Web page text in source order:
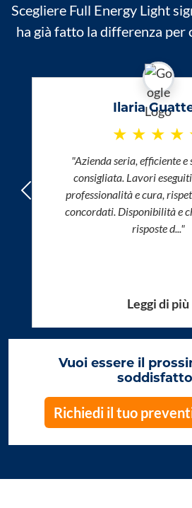
Scegliere Full Energy Light
ha già fatto la differenza per
Ilaria
★ ★ ★ ★
"Azienda seria, efficiente
consigliata. Lavori
professionalità e cura,
concordati. Disponibilità e
risposte d..."
Leggi di più
Precedente
Vuoi essere il
Richiedi il tuo